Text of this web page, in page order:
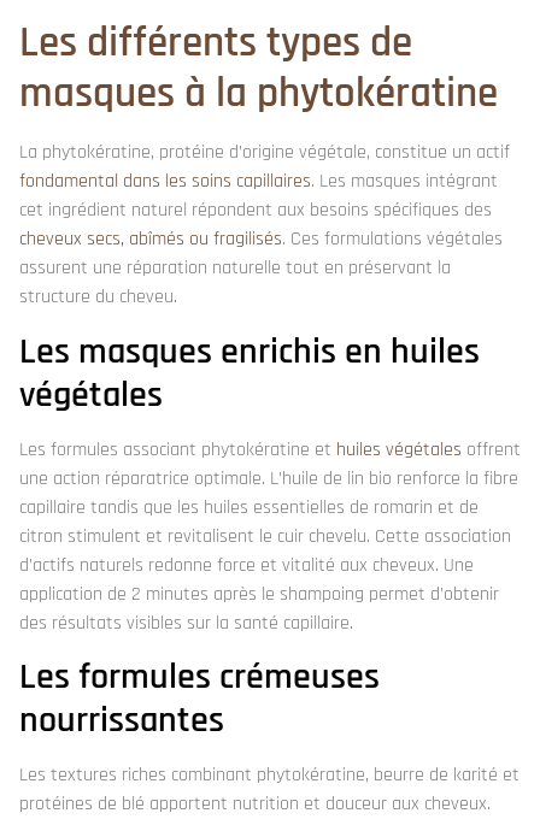
Les différents types de
masques à la phytokératine
La phytokératine, protéine d’origine végétale, constitue un actif
fondamental dans les soins capillaires. Les masques intégrant
cet ingrédient naturel répondent aux besoins spécifiques des
cheveux secs, abîmés ou fragilisés. Ces formulations végétales
assurent une réparation naturelle tout en préservant la
structure du cheveu.
Les masques enrichis en huiles
végétales
Les formules associant phytokératine et huiles végétales offrent
une action réparatrice optimale. L’huile de lin bio renforce la fibre
capillaire tandis que les huiles essentielles de romarin et de
citron stimulent et revitalisent le cuir chevelu. Cette association
d’actifs naturels redonne force et vitalité aux cheveux. Une
application de 2 minutes après le shampoing permet d’obtenir
des résultats visibles sur la santé capillaire.
Les formules crémeuses
nourrissantes
Les textures riches combinant phytokératine, beurre de karité et
protéines de blé apportent nutrition et douceur aux cheveux.